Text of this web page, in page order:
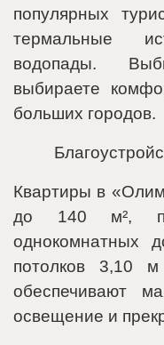
популярных
термальные
водопады.
выбираете
больших городов.
Квартиры в
до 140 м²,
однокомнатных
потолков 3,10
обеспечивают
освещение и